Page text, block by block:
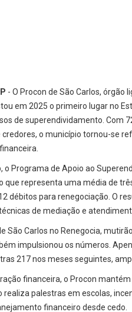
- O Procon de São Carlos, órgão
em 2025 o primeiro lugar no
de superendividamento. Com
o município tornou-se
o Programa de Apoio ao
que representa uma média de
débitos para renegociação. O
de mediação e
São Carlos no Renegocia,
impulsionou os números.
217 nos meses seguintes,
financeira, o Procon
realiza palestras em escolas,
financeiro desde cedo.